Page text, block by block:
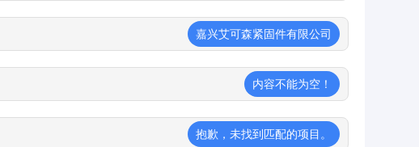
嘉兴艾可森紧固件有限公司
内容不能为空！
抱歉，未找到匹配的项目。